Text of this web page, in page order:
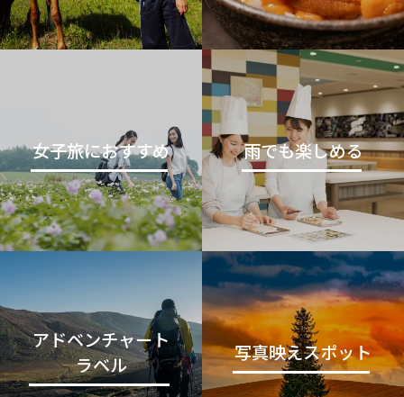
女子旅におすすめ 雨でも楽しめる
アドベンチャート
ラベル
写真映えスポット